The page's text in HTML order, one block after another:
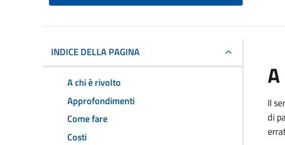
INDICE DELLA PAGINA
A chi è rivolto
Approfondimenti
Come fare
Costi
Il
di